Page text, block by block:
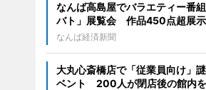
なんば高島屋でバラエティー番
バト」展覧会 作品450点超展示
なんば経済新聞
大丸心斎橋店で「従業員向け」
ベント 200人が閉店後の館内